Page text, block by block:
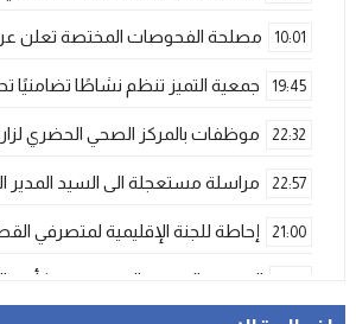
10:01 مصلحة الفحوصات المختصة تعلن عن خوض اضراب
19:45 جمعية التميز تنظم نشاطًا
22:32 موظفات بالمركز الصحي الحضري
22:57 مراسلة مستعجلة الى السيد المدير
21:00 إحاطة للجنة الإقليمية لمتصرفي
المنتخب المغربي الرديف يتوج بكأس